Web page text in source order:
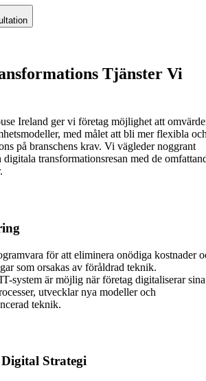
Tjänster Vi
Ireland ger vi företag möjlighet att
med målet att bli mer flexibla
på branschens krav. Vi vägleder noggrant
digitala transformationsresan med de
för att eliminera onödiga kostnader
som orsakas av föråldrad teknik.
system är möjlig när företag digitaliserar sina
utvecklar nya modeller och
teknik.
Strategi